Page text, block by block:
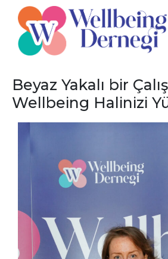
Beyaz Yakalı bir
Wellbeing Halinizi